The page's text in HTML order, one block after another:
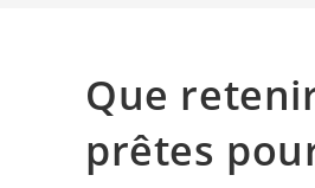
Que
prêtes